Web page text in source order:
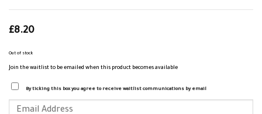
£8.20
Out of stock
Join the waitlist to be emailed when this product becomes available
By ticking this box you agree to receive waitlist communications by email
your